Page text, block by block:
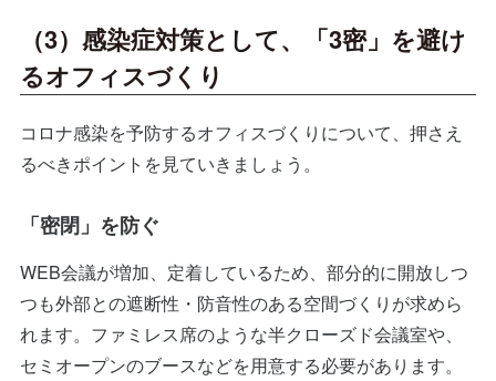
（3）感染症対策として、「3密」を避け
るオフィスづくり
コロナ感染を予防するオフィスづくりについて、押さえ
るべきポイントを見ていきましょう。
「密閉」を防ぐ
WEB会議が増加、定着しているため、部分的に開放しつ
つも外部との遮断性・防音性のある空間づくりが求めら
れます。ファミレス席のような半クローズド会議室や、
セミオープンのブースなどを用意する必要があります。